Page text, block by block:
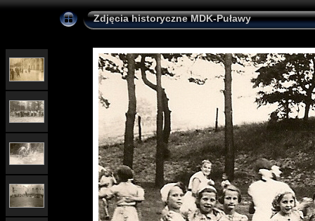
Zdjęcia historyczne MDK-Puławy